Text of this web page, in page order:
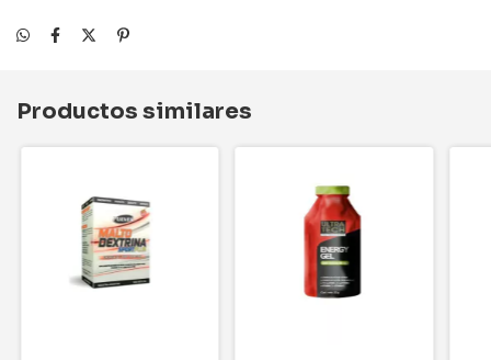
Productos similares